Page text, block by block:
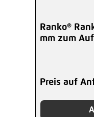
Ranko®
mm zum
Preis auf